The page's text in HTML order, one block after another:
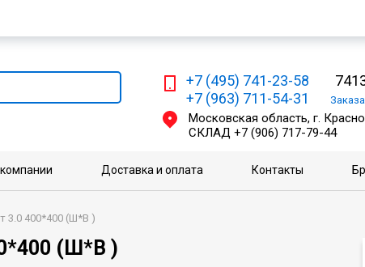
+7 (495) 741-23-58
+7 (963) 711-54-31
Московская область, г.
СКЛАД +7 (906) 717-79-44
Доставка и оплата Контакты
3.0 400*400 (Ш*В )
(Ш*В )